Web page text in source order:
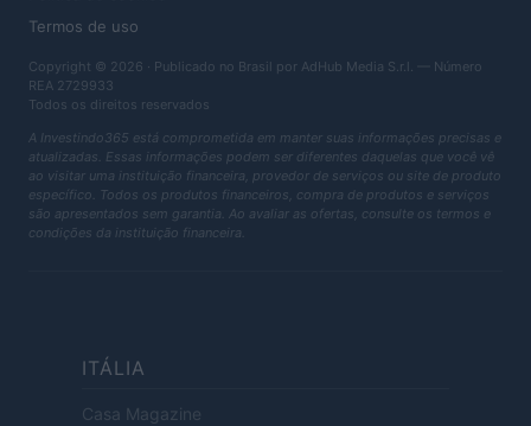
Termos de uso
Copyright © 2026 · Publicado no Brasil por AdHub Media S.r.l. — Número
REA 2729933
Todos os direitos reservados
A Investindo365 está comprometida em manter suas informações precisas e
atualizadas. Essas informações podem ser diferentes daquelas que você vê
ao visitar uma instituição financeira, provedor de serviços ou site de produto
específico. Todos os produtos financeiros, compra de produtos e serviços
são apresentados sem garantia. Ao avaliar as ofertas, consulte os termos e
condições da instituição financeira.
ITÁLIA
Casa Magazine